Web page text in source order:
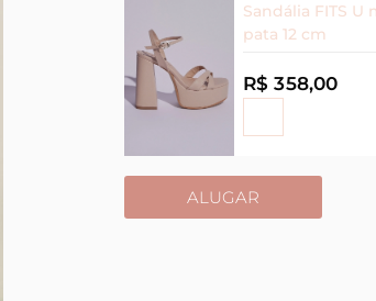
Sandália FITS U
pata 12 cm
R$ 358,00
ALUGAR